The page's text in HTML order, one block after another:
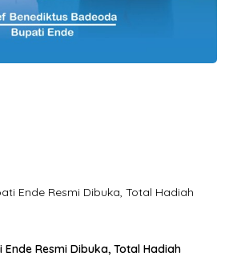
Resmi Dibuka, Total Hadiah